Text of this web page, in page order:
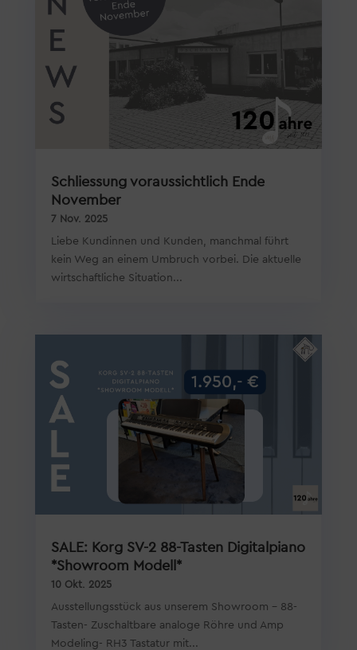
Schliessung voraussichtlich Ende
November
7 Nov. 2025
Liebe Kundinnen und Kunden, manchmal führt
kein Weg an einem Umbruch vorbei. Die aktuelle
wirtschaftliche Situation...
SALE: Korg SV-2 88-Tasten Digitalpiano
*Showroom Modell*
10 Okt. 2025
Ausstellungsstück aus unserem Showroom - 88-
Tasten- Zuschaltbare analoge Röhre und Amp
Modeling- RH3 Tastatur mit...